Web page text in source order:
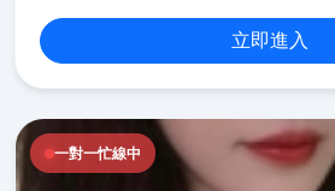
立即進入
一對一忙線中